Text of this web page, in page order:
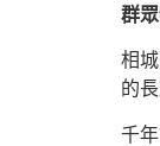
群
相
的
千